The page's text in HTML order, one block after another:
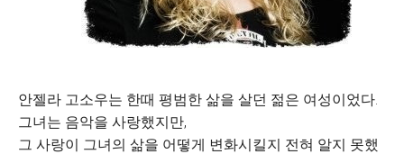
안젤라 고소우는 한때 평범한 삶을 살던 젊은 여성이었다.
그녀는 음악을 사랑했지만,
그 사랑이 그녀의 삶을 어떻게 변화시킬지 전혀 알지 못했